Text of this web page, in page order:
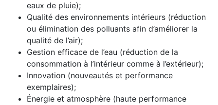
eaux de pluie);
Qualité des environnements intérieurs (réduction
ou élimination des polluants afin d’améliorer la
qualité de l’air);
Gestion efficace de l’eau (réduction de la
consommation à l’intérieur comme à l’extérieur);
Innovation (nouveautés et performance
exemplaires);
Énergie et atmosphère (haute performance